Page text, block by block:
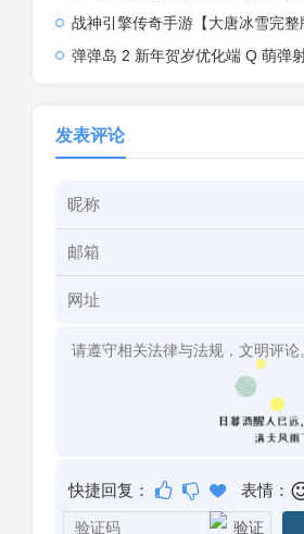
战神引擎传奇手游【大唐冰雪完整版裤衩7.0免授权】2026整理特色服务端+寒冬之城+
弹弹岛 2 新年贺岁优化端 Q 萌弹射手游 一键单机端 + Linux 手工
发表评论
快捷回复： 表情：